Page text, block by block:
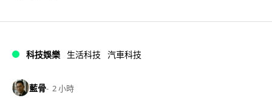
科技娛樂 生活科技 汽車科技
藍骨 2 小時